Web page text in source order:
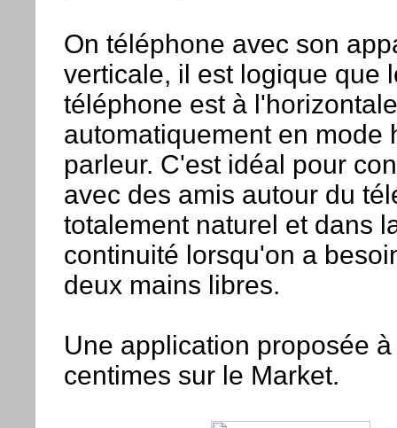
On téléphone avec son
verticale, il est logique que
téléphone est à
automatiquement en mode
parleur. C'est idéal pour
avec des amis autour du
totalement naturel et dans
continuité lorsqu'on a
deux mains libres.
Une application proposée
centimes sur le Market.